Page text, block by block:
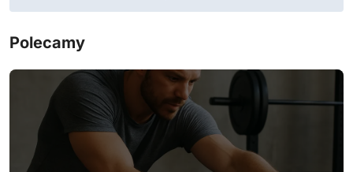
a
Polecamy